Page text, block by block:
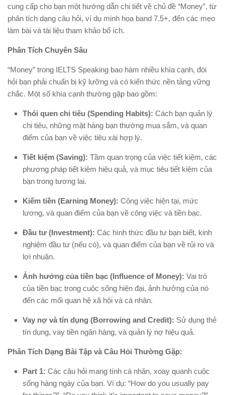
cung cấp cho bạn một hướng dẫn chi tiết về chủ đề “Money”, từ
phân tích dạng câu hỏi, ví dụ minh họa band 7.5+, đến các mẹo
làm bài và tài liệu tham khảo bổ ích.
Phân Tích Chuyên Sâu
“Money” trong IELTS Speaking bao hàm nhiều khía cạnh, đòi
hỏi bạn phải chuẩn bị kỹ lưỡng và có kiến thức nền tảng vững
chắc. Một số khía cạnh thường gặp bao gồm:
Thói quen chi tiêu (Spending Habits): Cách bạn quản lý
chi tiêu, những mặt hàng bạn thường mua sắm, và quan
điểm của bạn về việc tiêu xài hợp lý.
Tiết kiệm (Saving): Tầm quan trọng của việc tiết kiệm, các
phương pháp tiết kiệm hiệu quả, và mục tiêu tiết kiệm của
bạn trong tương lai.
Kiếm tiền (Earning Money): Công việc hiện tại, mức
lương, và quan điểm của bạn về công việc và tiền bạc.
Đầu tư (Investment): Các hình thức đầu tư bạn biết, kinh
nghiệm đầu tư (nếu có), và quan điểm của bạn về rủi ro và
lợi nhuận.
Ảnh hưởng của tiền bạc (Influence of Money): Vai trò
của tiền bạc trong cuộc sống hiện đại, ảnh hưởng của nó
đến các mối quan hệ xã hội và cá nhân.
Vay nợ và tín dụng (Borrowing and Credit): Sử dụng thẻ
tín dụng, vay tiền ngân hàng, và quản lý nợ hiệu quả.
Phân Tích Dạng Bài Tập và Câu Hỏi Thường Gặp:
Part 1: Các câu hỏi mang tính cá nhân, xoay quanh cuộc
sống hàng ngày của bạn. Ví dụ: “How do you usually pay